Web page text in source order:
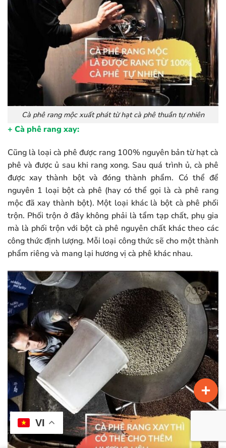
Cà phê rang mộc xuất phát từ hạt cà phê thuần tự nhiên
+ Cà phê rang xay:
Cũng là loại cà phê được rang 100% nguyên bản từ hạt cà
phê và được ủ sau khi rang xong. Sau quá trình ủ, cà phê
được xay thành bột và đóng thành phẩm. Có thể để
nguyên 1 loại bột cà phê (hay có thể gọi là cà phê rang
mộc đã xay thành bột). Một loại khác là bột cà phê phối
trộn. Phối trộn ở đây không phải là tẩm tạp chất, phụ gia
mà là phối trộn với bột cà phê nguyên chất khác theo các
công thức định lượng. Mỗi loại công thức sẽ cho một thành
phẩm riêng và mang lại hương vị cà phê khác nhau.
VI